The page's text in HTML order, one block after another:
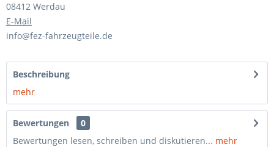
08412 Werdau
E-Mail
info@fez-fahrzeugteile.de
Beschreibung
mehr
Bewertungen
0
Bewertungen lesen, schreiben und diskutieren... mehr